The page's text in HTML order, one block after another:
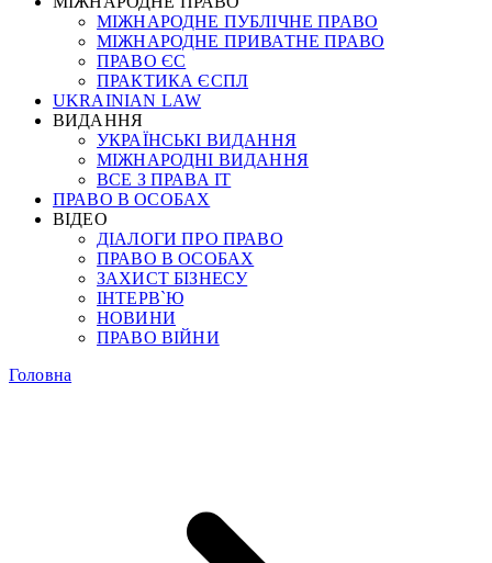
МІЖНАРОДНЕ ПУБЛІЧНЕ ПРАВО
МІЖНАРОДНЕ ПРИВАТНЕ ПРАВО
ПРАВО ЄС
ПРАКТИКА ЄСПЛ
UKRAINIAN LAW
ВИДАННЯ
УКРАЇНСЬКІ ВИДАННЯ
МІЖНАРОДНІ ВИДАННЯ
ВСЕ З ПРАВА ІТ
ПРАВО В ОСОБАХ
ВІДЕО
ДІАЛОГИ ПРО ПРАВО
ПРАВО В ОСОБАХ
ЗАХИСТ БІЗНЕСУ
ІНТЕРВ`Ю
НОВИНИ
ПРАВО ВІЙНИ
Головна